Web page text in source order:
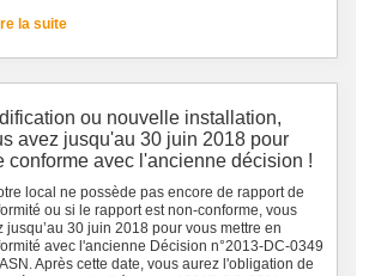
la suite
ou nouvelle installation,
avez jusqu'au 30 juin 2018 pour
conforme avec l'ancienne décision !
local ne possède pas encore de rapport de
ou si le rapport est non-conforme, vous
jusqu’au 30 juin 2018 pour vous mettre en
avec l'ancienne Décision n°2013-DC-0349
Après cette date, vous aurez l'obligation de